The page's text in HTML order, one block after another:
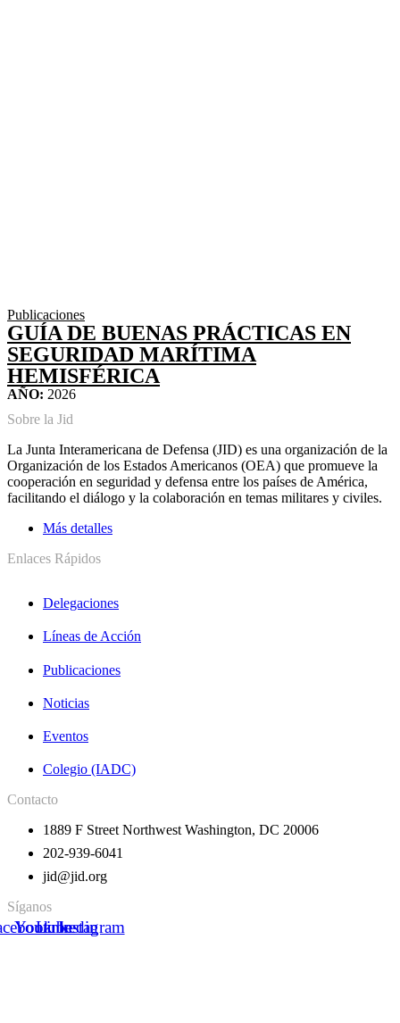
Publicaciones
GUÍA DE BUENAS PRÁCTICAS EN
SEGURIDAD MARÍTIMA
HEMISFÉRICA
AÑO: 2026
Sobre la Jid
La Junta Interamericana de Defensa (JID) es una organización de la
Organización de los Estados Americanos (OEA) que promueve la
cooperación en seguridad y defensa entre los países de América,
facilitando el diálogo y la colaboración en temas militares y civiles.
Más detalles
Enlaces Rápidos
Delegaciones
Líneas de Acción
Publicaciones
Noticias
Eventos
Colegio (IADC)
Contacto
1889 F Street Northwest Washington, DC 20006
202-939-6041
jid@jid.org
Síganos
Youtube
Linkedin
Instagram